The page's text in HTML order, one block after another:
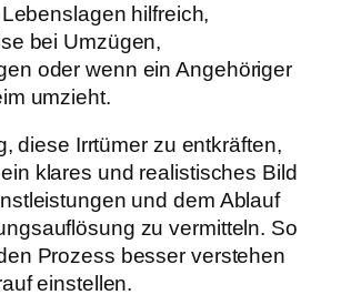
hilfreich,
bei Umzügen,
oder wenn ein Angehöriger
umzieht.
diese Irrtümer zu entkräften,
klares und realistisches Bild
und dem Ablauf
zu vermitteln. So
Prozess besser verstehen
einstellen.